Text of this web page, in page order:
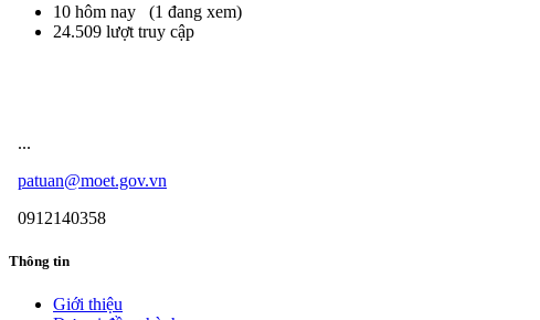
10 hôm nay (1 đang xem)
24.509 lượt truy cập
...
patuan@moet.gov.vn
0912140358
Thông tin
Giới thiệu